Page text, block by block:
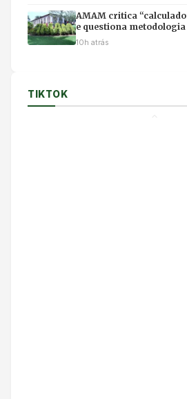
AMAM critica
e questiona
magistratura
10h atrás
TIKTOK